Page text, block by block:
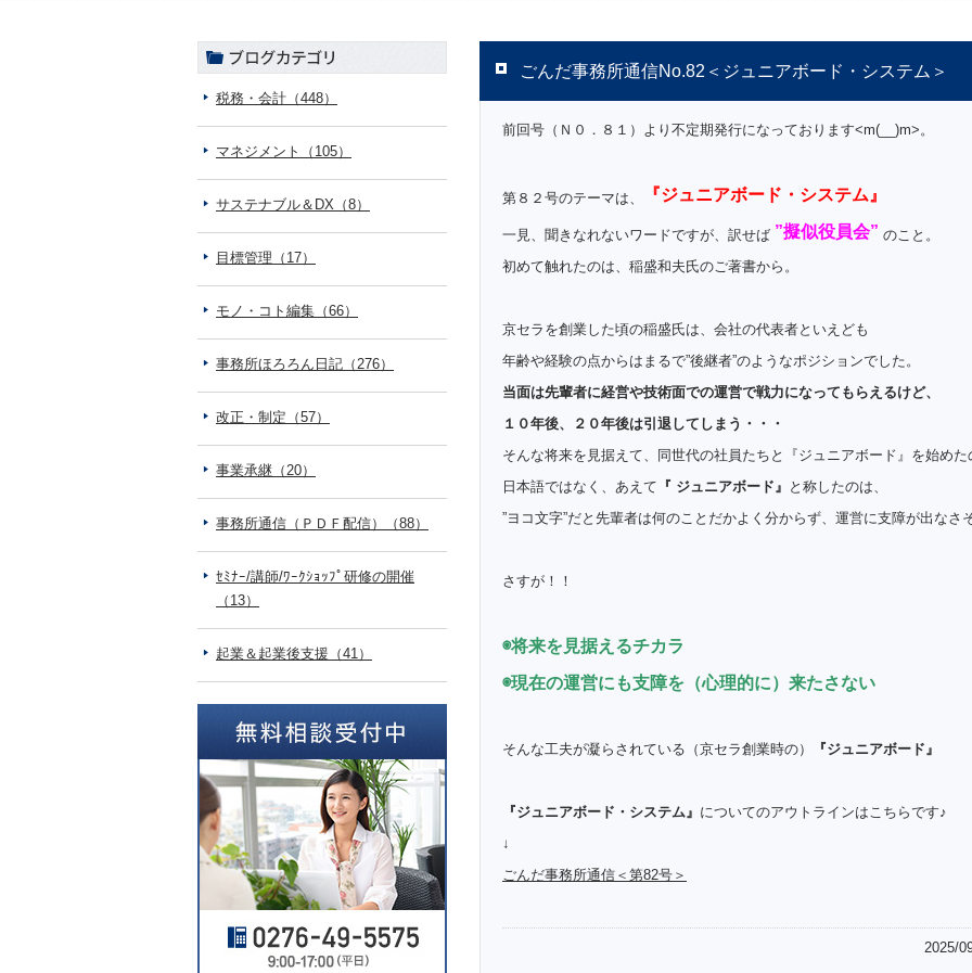
ごんだ事務所通信No.82＜ジュニアボード・システム＞
前回号（Ｎ０．８１）より不定期発行になっております<m(__)m>。
第８２号のテーマは、 『ジュニアボード・システム』
一見、聞きなれないワードですが、訳せば ”擬似役員会” のこと。
初めて触れたのは、稲盛和夫氏のご著書から。
京セラを創業した頃の稲盛氏は、会社の代表者といえども
年齢や経験の点からはまるで”後継者”のようなポジションでした。
当面は先輩者に経営や技術面での運営で戦力になってもらえるけど、
１０年後、２０年後は引退してしまう・・・
そんな将来を見据えて、同世代の社員たちと『ジュニアボード』を始めた
日本語ではなく、あえて 『 ジュニアボード』 と称したのは、
”ヨコ文字”だと先輩者は何のことだかよく分からず、運営に支障が出なさ
さすが！！
◉将来を見据えるチカラ
◉現在の運営にも支障を（心理的に）来たさない
そんな工夫が凝らされている（京セラ創業時の） 『ジュニアボード』
『ジュニアボード・システム』 についてのアウトラインはこちらです♪
↓
ごんだ事務所通信＜第82号＞
2025/
税務・会計（448）
マネジメント（105）
サステナブル＆DX（8）
目標管理（17）
モノ・コト編集（66）
事務所ほろろん日記（276）
改正・制定（57）
事業承継（20）
事務所通信（ＰＤＦ配信）（88）
ｾﾐﾅｰ/講師/ﾜｰｸｼｮｯﾌﾟ研修の開催
（13）
起業＆起業後支援（41）